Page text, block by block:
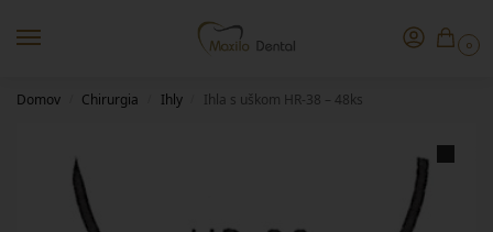
0
Domov Chirurgia Ihly Ihla s uškom HR-38 – 48ks